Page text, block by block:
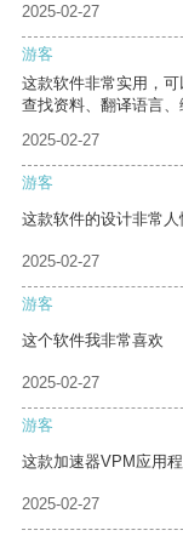
2025-02-27
游客
这款软件非常实用，
查找资料、翻译语言、
2025-02-27
游客
这款软件的设计非常人
2025-02-27
游客
这个软件我非常喜欢
2025-02-27
游客
这款加速器VPM应用
2025-02-27